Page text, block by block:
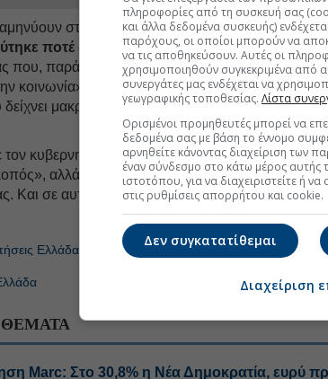
στην κυβέρνηση είναι ότι το εκλογικό
ποτέ ως «λευκή επιταγή», αλλά ως εντολή
που, παρά τις διαδοχικές κρίσεις των
κοινωνία». Ταυτόχρονα, επαναλαμβάνουν ότι η
μακρινή, παραμένει ο κεντρικός εκλογικός
κυβερνητικό εκπρόσωπο,Παύλο Μαρινάκη,
αλλά προκύπτει από την ανάγκη
Και σε αυτό θα παραμείνει επικεντρωμένο το
Ελλάδα #Νέα Δημοκρατία #Ελλάδα πολιτική
Marc: Στο 30,8% η Νέα Δημοκρατία, ευρύ
πληροφορίες από τη συσκευή σας
και άλλα δεδομένα συσκευής)
παρόχους, οι οποίοι μπορούν να
να τις αποθηκεύσουν. Αυτές οι
χρησιμοποιηθούν συγκεκριμένα από
συνεργάτες μας ενδέχεται να
γεωγραφικής τοποθεσίας. Λίστα
Ορισμένοι προμηθευτές μπορεί να
δεδομένα σας με βάση το έννομο
αρνηθείτε κάνοντας διαχείριση των
έναν σύνδεσμο στο κάτω μέρος αυτής
ιστοτόπου, για να διαχειριστείτε ή
στις ρυθμίσεις απορρήτου και cookie.
Δεν συγκατατίθεμαι
Διαχείριση